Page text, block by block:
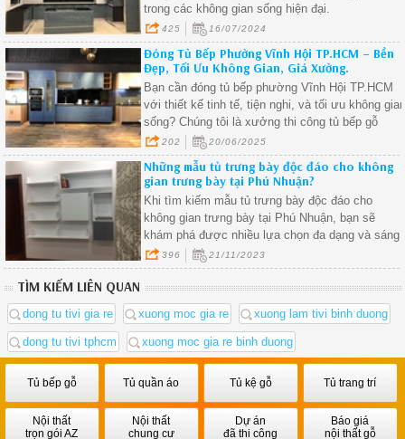
trong các không gian sống hiện đại.
425 16/07/2024
Đóng Tủ Bếp Phường Vĩnh Hội TP.HCM – Bền
Đẹp, Tối Ưu Không Gian, Giá Xưởng.
Bạn cần đóng tủ bếp phường Vĩnh Hội TP.HCM
với thiết kế tinh tế, tiện nghi, và tối ưu không
sống? Chúng tôi là xưởng thi công tủ bếp gỗ
công nghiệp tại phường Vĩnh Hội, phục vụ tận
nơi với giá xưởng – chất lượng vượt mong đợi.
202 20/06/2025
Những mẫu tủ trưng bày độc đáo cho không
gian trưng bày tại Phú Nhuận?
Khi tìm kiếm mẫu tủ trưng bày độc đáo cho
không gian trưng bày tại Phú Nhuận, bạn sẽ
khám phá được nhiều lựa chọn đa dạng và sáng
tạo.396 21/11/2023
TÌM KIẾM LIÊN QUAN
dong tu tivi gia re xuong moc gia re xuong lam tivi binh duong
dong tu tivi tphcm xuong moc gia re binh duong
Tủ bếp gỗ Tủ quần áo Tủ kệ gỗ Tủ trang trí
Nội thất
trọn gói AZ
Nội thất
chung cư
Dự án
đã thi công
Báo giá
nội thất gỗ